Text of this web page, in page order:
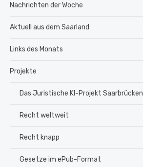
Nachrichten der Woche
Aktuell aus dem Saarland
Links des Monats
Projekte
Das Juristische KI-Projekt Saarbrücken
Recht weltweit
Recht knapp
Gesetze im ePub-Format